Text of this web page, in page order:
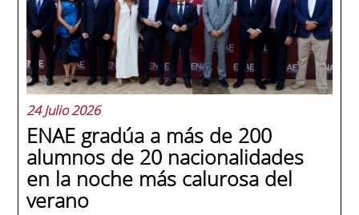
24 Julio 2026
ENAE gradúa a más de 200
alumnos de 20 nacionalidades
en la noche más calurosa del
verano